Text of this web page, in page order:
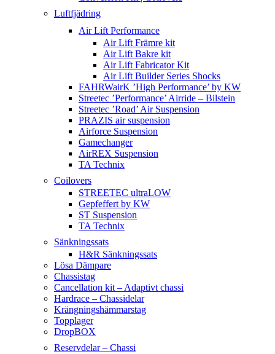
Luftfjädring
Air Lift Performance
Air Lift Främre kit
Air Lift Bakre kit
Air Lift Fabricator Kit
Air Lift Builder Series Shocks
FAHRWairK ’High Performance’ by KW
Streetec ’Performance’ Airride – Bilstein
Streetec ’Road’ Air Suspension
PRAZIS air suspension
Airforce Suspension
Gamechanger
AirREX Suspension
TA Technix
Coilovers
STREETEC ultraLOW
Gepfeffert by KW
ST Suspension
TA Technix
Sänkningssats
H&R Sänkningssats
Lösa Dämpare
Chassistag
Cancellation kit – Adaptivt chassi
Hardrace – Chassidelar
Krängningshämmarstag
Topplager
DropBOX
Reservdelar – Chassi